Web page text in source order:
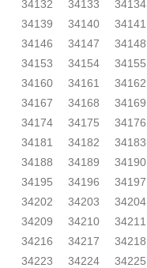
34132
34133 34134
34139
34140 34141
34146
34147 34148
34153
34154 34155
34160
34161 34162
34167
34168 34169
34174
34175 34176
34181
34182 34183
34188
34189 34190
34195
34196 34197
34202
34203 34204
34209
34210 34211
34216
34217 34218
34223
34224 34225